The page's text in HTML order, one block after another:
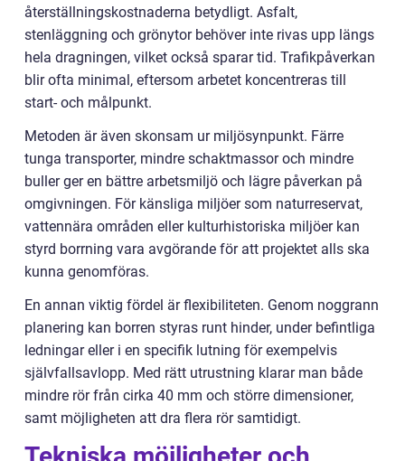
återställningskostnaderna betydligt. Asfalt,
stenläggning och grönytor behöver inte rivas upp längs
hela dragningen, vilket också sparar tid. Trafikpåverkan
blir ofta minimal, eftersom arbetet koncentreras till
start- och målpunkt.
Metoden är även skonsam ur miljösynpunkt. Färre
tunga transporter, mindre schaktmassor och mindre
buller ger en bättre arbetsmiljö och lägre påverkan på
omgivningen. För känsliga miljöer som naturreservat,
vattennära områden eller kulturhistoriska miljöer kan
styrd borrning vara avgörande för att projektet alls ska
kunna genomföras.
En annan viktig fördel är flexibiliteten. Genom noggrann
planering kan borren styras runt hinder, under befintliga
ledningar eller i en specifik lutning för exempelvis
självfallsavlopp. Med rätt utrustning klarar man både
mindre rör från cirka 40 mm och större dimensioner,
samt möjligheten att dra flera rör samtidigt.